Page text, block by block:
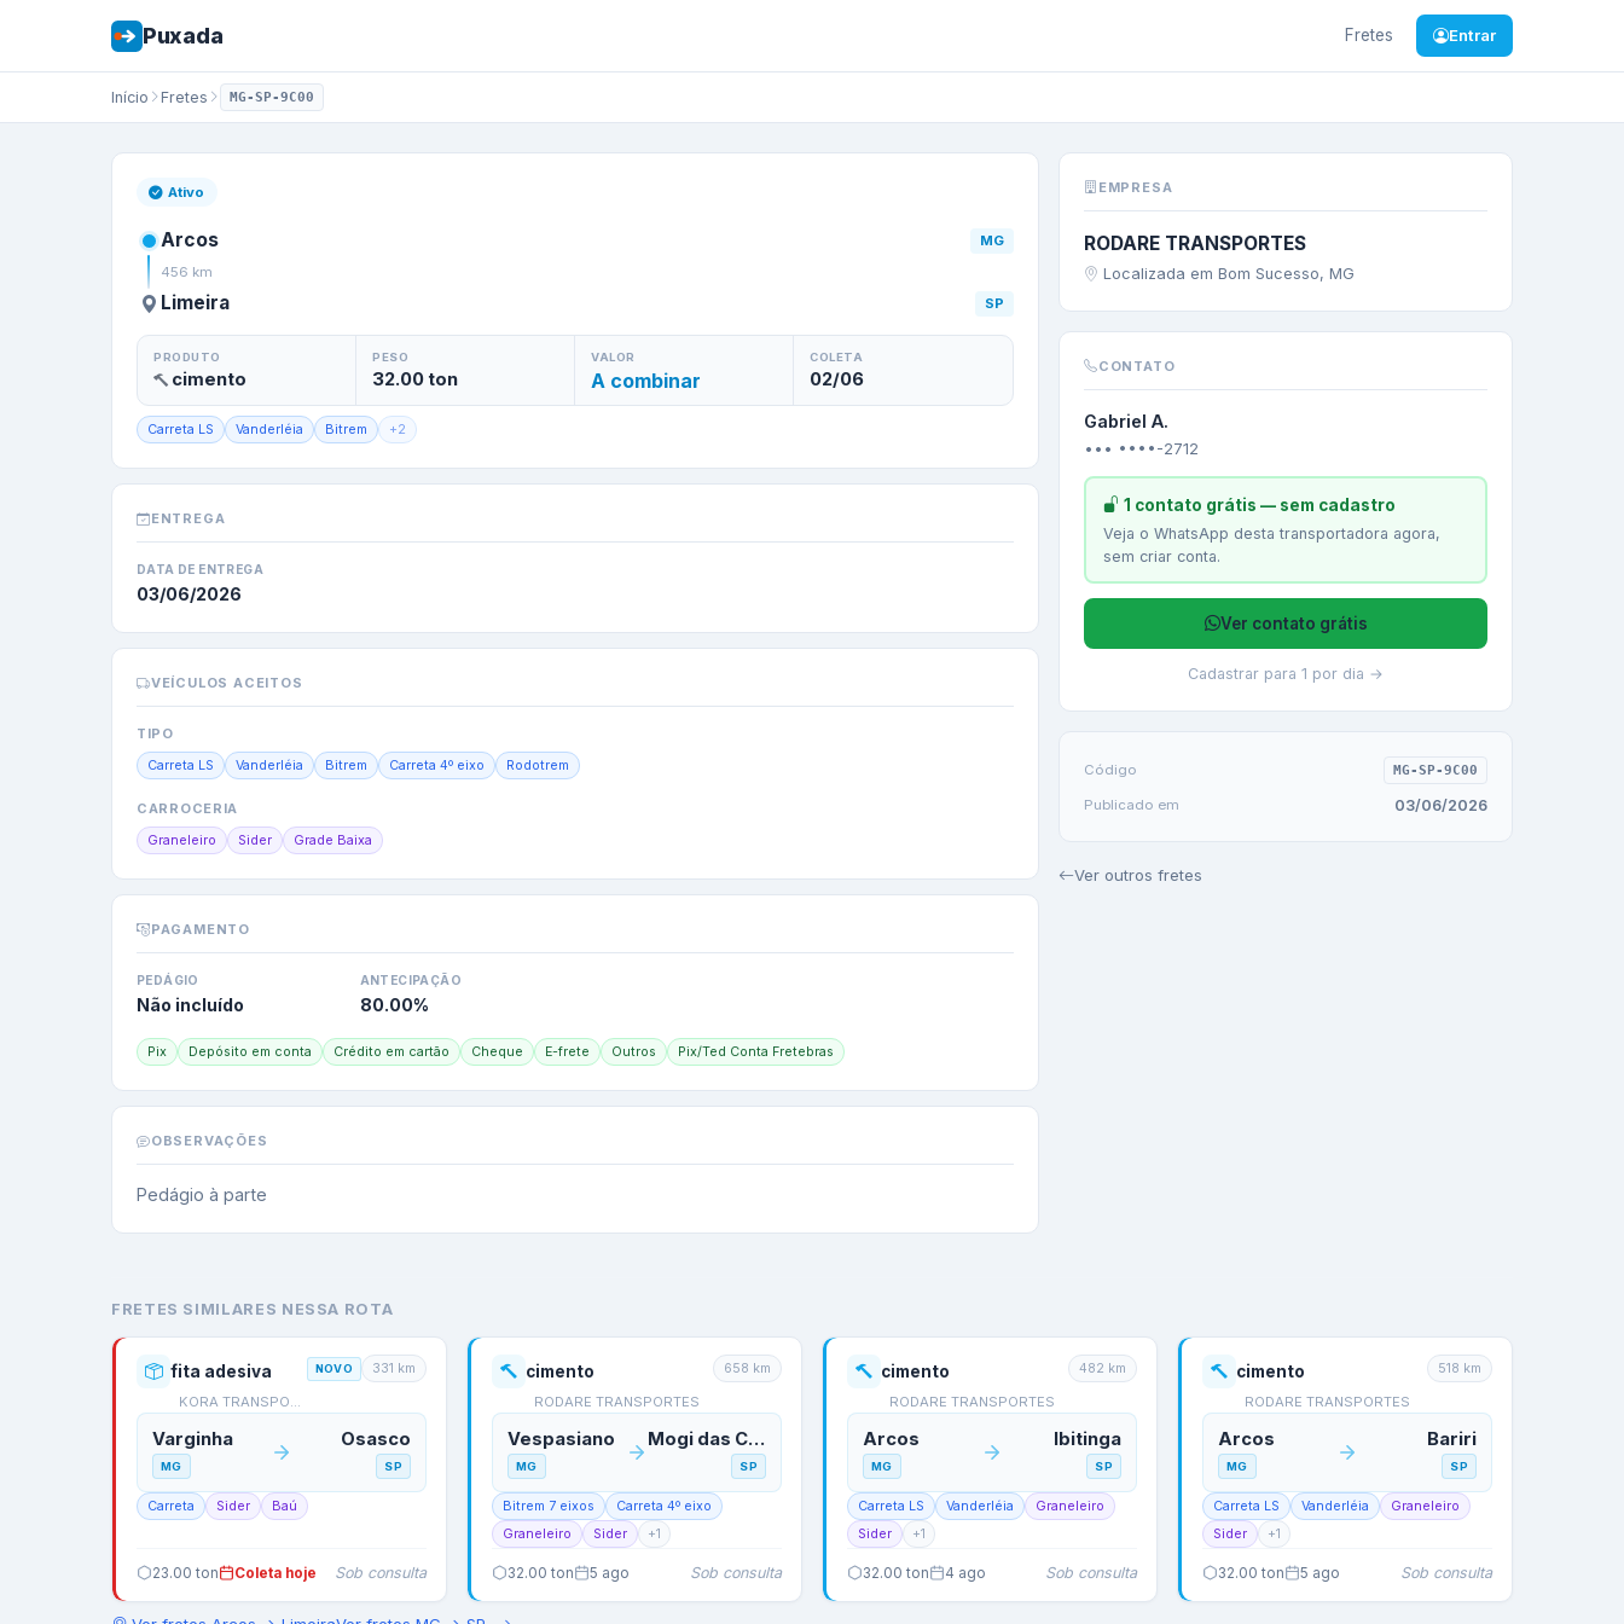
Puxada Fretes Entrar
Início Fretes MG-SP-9C00
Frete de cimento
Ativo
Arcos
MG
456 km
Limeira SP
PRODUTO
cimento
PESO
32.00ton
VALOR
A combinar
COLETA
02/06
Carreta LS Vanderléia Bitrem +2
ENTREGA
DATA DE ENTREGA
03/06/2026
VEÍCULOS ACEITOS
TIPO
Carreta LS Vanderléia Bitrem Carreta 4º eixo Rodotrem
CARROCERIA
Graneleiro Sider Grade Baixa
PAGAMENTO
PEDÁGIO
Não incluído
ANTECIPAÇÃO
80.00%
Pix Depósito em conta Crédito em cartão Cheque E-frete Outros Pix/Ted Conta Fretebras
OBSERVAÇÕES
Pedágio à parte
EMPRESA
RODARE TRANSPORTES
Localizada em Bom Sucesso, MG
CONTATO
Gabriel A.
••• ••••-2712
1 contato grátis — sem cadastro
Veja o WhatsApp desta transportadora agora,
sem criar conta.
Ver contato grátis
Cadastrar para 1 por dia →
Código MG-SP-9C00
Publicado em 03/06/2026
Ver outros fretes
FRETES SIMILARES NESSA ROTA
fita adesiva
KORA TRANSPORTES
NOVO 331 km
Varginha
MG
Osasco
SP
Carreta Sider Baú
23.00 ton Coleta hoje Sob consulta
cimento
RODARE TRANSPORTES
658 km
Vespasiano
MG
Mogi das Cruzes
SP
Bitrem 7 eixos
Carreta 4º eixo
Graneleiro
Sider +1
32.00 ton 5 ago Sob consulta
cimento
RODARE TRANSPORTES
482 km
Arcos
MG
Ibitinga
SP
Carreta LS Vanderléia
Graneleiro
Sider
+1
32.00 ton 4 ago Sob consulta
cimento
RODARE TRANSPORTES
518 km
Arcos
MG
Bariri
SP
Carreta LS Vanderléia
Graneleiro
Sider
+1
32.00 ton 5 ago Sob consulta